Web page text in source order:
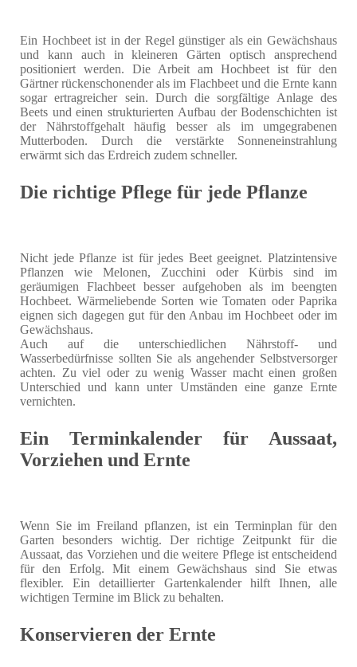
Ein Hochbeet ist in der Regel günstiger als ein Gewächshaus
und kann auch in kleineren Gärten optisch ansprechend
positioniert werden. Die Arbeit am Hochbeet ist für den
Gärtner rückenschonender als im Flachbeet und die Ernte kann
sogar ertragreicher sein. Durch die sorgfältige Anlage des
Beets und einen strukturierten Aufbau der Bodenschichten ist
der Nährstoffgehalt häufig besser als im umgegrabenen
Mutterboden. Durch die verstärkte Sonneneinstrahlung
erwärmt sich das Erdreich zudem schneller.
Die richtige Pflege für jede Pflanze
Nicht jede Pflanze ist für jedes Beet geeignet. Platzintensive
Pflanzen wie Melonen, Zucchini oder Kürbis sind im
geräumigen Flachbeet besser aufgehoben als im beengten
Hochbeet. Wärmeliebende Sorten wie Tomaten oder Paprika
eignen sich dagegen gut für den Anbau im Hochbeet oder im
Gewächshaus.
Auch auf die unterschiedlichen Nährstoff- und
Wasserbedürfnisse sollten Sie als angehender Selbstversorger
achten. Zu viel oder zu wenig Wasser macht einen großen
Unterschied und kann unter Umständen eine ganze Ernte
vernichten.
Ein Terminkalender für Aussaat,
Vorziehen und Ernte
Wenn Sie im Freiland pflanzen, ist ein Terminplan für den
Garten besonders wichtig. Der richtige Zeitpunkt für die
Aussaat, das Vorziehen und die weitere Pflege ist entscheidend
für den Erfolg. Mit einem Gewächshaus sind Sie etwas
flexibler. Ein detaillierter Gartenkalender hilft Ihnen, alle
wichtigen Termine im Blick zu behalten.
Konservieren der Ernte